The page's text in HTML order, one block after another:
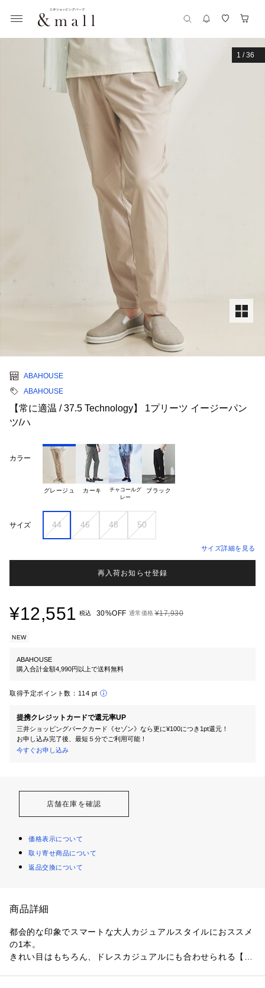
1 /36
ABAHOUSE
ABAHOUSE
【常に適温 / 37.5 Technology】 1プリーツ イージーパン
ツ/ハ
カラー
グレージュ カーキ
チャコールグ
ブラック
サイズ 44 46 48 50
サイズ詳細を見る
再入荷お知らせ登録
¥12,551 税込 30%OFF 通常価格 ¥17,930
NEW
ABAHOUSE
購入合計金額4,990円以上で送料無料
取得予定ポイント数： 114 pt
提携クレジットカードで還元率UP
三井ショッピングパークカード《セゾン》なら更に¥100につき1pt還元！
お申し込み完了後、最短５分でご利用可能！
今すぐお申し込み
店舗在庫を確認
価格表示について
取り寄せ商品について
返品交換について
商品詳細
都会的な印象でスマートな大人カジュアルスタイルにおススメ
の1本。
きれい目はもちろん、ドレスカジュアルにも合わせられる【デ